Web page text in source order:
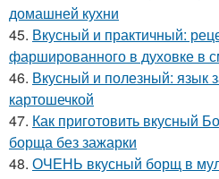
домашней кухни
45. Вкусный и практичный:
фаршированного в духовке в
46. Вкусный и полезный: язык
картошечкой
47. Как приготовить вкусный
борща без зажарки
48. ОЧЕНЬ вкусный борщ в